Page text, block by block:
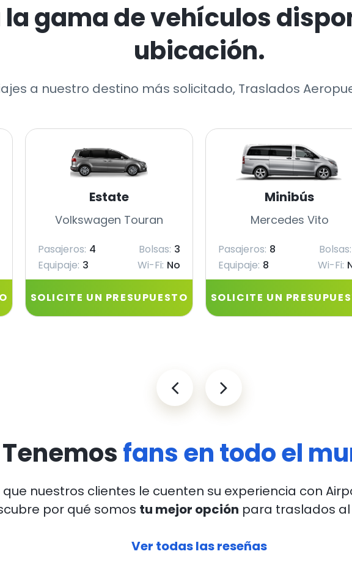
gama de vehículos
ubicación.
a nuestro destino más solicitado, Traslados
Estate
Volkswagen Touran
Pasajeros: 4 Bolsas: 3
Equipaje: 3 Wi-Fi: No
SOLICITE UN PRESUPUESTO
Minibús
Mercedes Vito
Pasajeros: 8 Bolsas:
Equipaje: 8 Wi-Fi:
SOLICITE UN
Tenemosfans en todo el
que nuestros clientes le cuenten su experiencia con
por qué somos tu mejor opción para traslados
Ver todas las reseñas